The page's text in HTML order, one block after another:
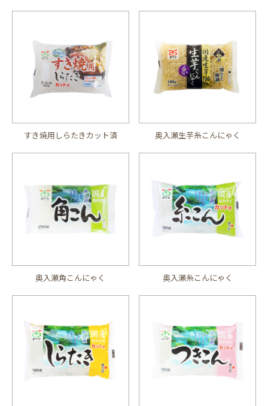
すき焼用しらたきカット済 奥入瀬生芋糸こんにゃく
奥入瀬角こんにゃく 奥入瀬糸こんにゃく